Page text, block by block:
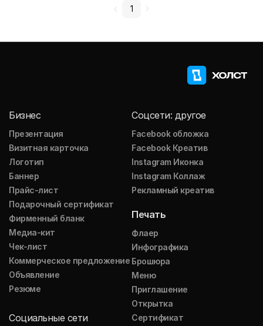
1
Бизнес
Презентация
Визитная карточка
Логотип
Баннер
Прайс-лист
Подарочный сертификат
Фирменный бланк
Медиа-кит
Чек-лист
Коммерческое предложение
Объявление
Резюме
Социальные сети
Соцсети: другое
Facebook обложка
Facebook Креатив
Instagram Иконка
Instagram Коллаж
Рекламный креатив
Печать
Флаер
Инфографика
Брошюра
Меню
Приглашение
Открытка
Сертификат